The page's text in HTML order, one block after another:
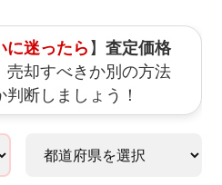
に迷ったら】 査定価格
売却すべきか別の方法
断しましょう！